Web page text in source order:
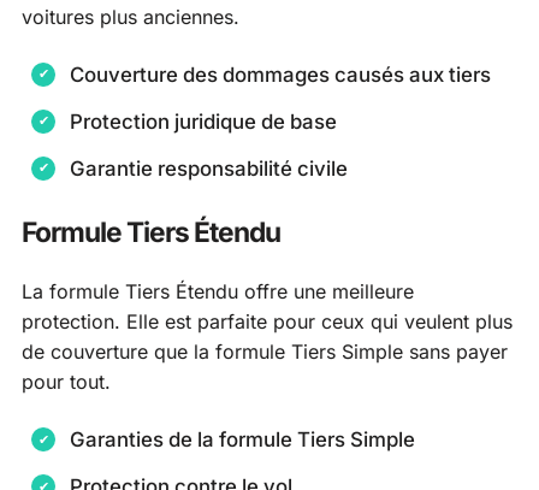
voitures plus anciennes.
Couverture des dommages causés aux tiers
Protection juridique de base
Garantie responsabilité civile
Formule Tiers Étendu
La formule Tiers Étendu offre une meilleure
protection. Elle est parfaite pour ceux qui veulent plus
de couverture que la formule Tiers Simple sans payer
pour tout.
Garanties de la formule Tiers Simple